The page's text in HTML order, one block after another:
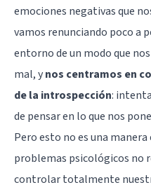
emociones negativas que
vamos renunciando poco a
entorno de un modo que
mal, ynos centramos en
de la introspección:
de pensar en lo que nos
Pero esto no es una
problemas psicológicos no
controlar totalmente